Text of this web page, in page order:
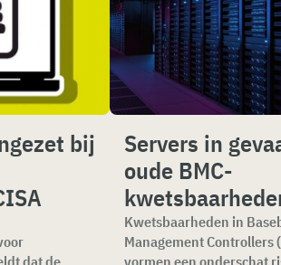
bij
dat de
Servers in
oude BMC-
Kwetsbaarheden in
Management Controllers
vormen een onderschat